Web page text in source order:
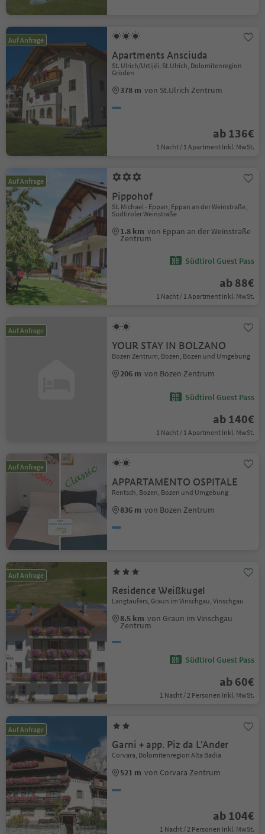
Auf Anfrage
Apartments Ansciuda
St. Ulrich/Urtijëi, St.Ulrich, Dolomitenregion
Gröden
378 m von St.Ulrich Zentrum
ab 136€
1 Nacht / 1 Apartment Inkl. MwSt.
Auf Anfrage
Pippohof
St. Michael - Eppan, Eppan an der Weinstraße,
Südtiroler Weinstraße
1.8 km von Eppan an der Weinstraße
Zentrum
Südtirol Guest Pass
ab 88€
1 Nacht / 1 Apartment Inkl. MwSt.
Auf Anfrage
YOUR STAY IN BOLZANO
Bozen Zentrum, Bozen, Bozen und Umgebung
206 m von Bozen Zentrum
Südtirol Guest Pass
ab 140€
1 Nacht / 1 Apartment Inkl. MwSt.
Auf Anfrage
APPARTAMENTO OSPITALE
Rentsch, Bozen, Bozen und Umgebung
836 m von Bozen Zentrum
Auf Anfrage
Residence Weißkugel
Langtaufers, Graun im Vinschgau, Vinschgau
8.5 km von Graun im Vinschgau
Zentrum
Südtirol Guest Pass
ab 60€
1 Nacht / 2 Personen Inkl. MwSt.
Auf Anfrage
Garni + app. Piz da L'Ander
Corvara, Dolomitenregion Alta Badia
521 m von Corvara Zentrum
ab 104€
1 Nacht / 2 Personen Inkl. MwSt.